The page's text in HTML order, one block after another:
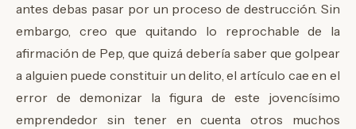
antes debas pasar por un proceso de destrucción. Sin
embargo, creo que quitando lo reprochable de la
afirmación de Pep, que quizá debería saber que golpear
a alguien puede constituir un delito, el artículo cae en el
error de demonizar la figura de este jovencísimo
emprendedor sin tener en cuenta otros muchos